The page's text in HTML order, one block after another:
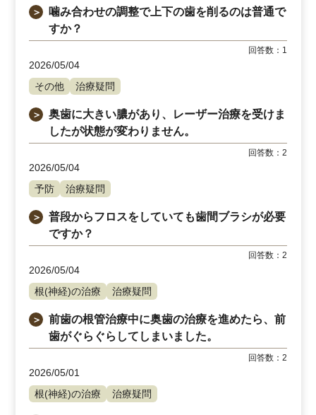
＞
噛み合わせの調整で上下の歯を削るのは普通で
すか？
回答数： 1
2026/05/04
その他
治療疑問
＞
奥歯に大きい膿があり、レーザー治療を受けま
したが状態が変わりません。
回答数：2
2026/05/04
予防
治療疑問
＞
普段からフロスをしていても歯間ブラシが必要
ですか？
回答数：2
2026/05/04
根(神経)の治療
治療疑問
＞
前歯の根管治療中に奥歯の治療を進めたら、前
歯がぐらぐらしてしまいました。
回答数：2
2026/05/01
根(神経)の治療
治療疑問